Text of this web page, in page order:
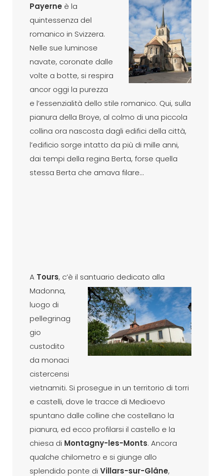
Payerne è la
quintessenza del
romanico in Svizzera.
Nelle sue luminose
navate, coronate dalle
volte a botte, si respira
ancor oggi la purezza
e l’essenzialità dello stile romanico. Qui, sulla
pianura della Broye, al colmo di una piccola
collina ora nascosta dagli edifici della città,
l’edificio sorge intatto da più di mille anni,
dai tempi della regina Berta, forse quella
stessa Berta che amava filare…
A Tours, c’è il santuario dedicato alla
Madonna,
luogo di
pellegrinag
gio
custodito
da monaci
cistercensi
vietnamiti. Si prosegue in un territorio di torri
e castelli, dove le tracce di Medioevo
spuntano dalle colline che costellano la
pianura, ed ecco profilarsi il castello e la
chiesa di Montagny-les-Monts. Ancora
qualche chilometro e si giunge allo
splendido ponte di Villars-sur-Glâne,